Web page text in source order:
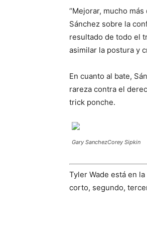
“Mejorar, mucho
Sánchez sobre la
resultado de todo el
asimilar la postura y
En cuanto al bate,
rareza contra el
trick ponche.
Gary SanchezCorey Sipkin
Tyler Wade está en
corto, segundo,